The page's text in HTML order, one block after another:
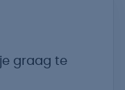
graag te